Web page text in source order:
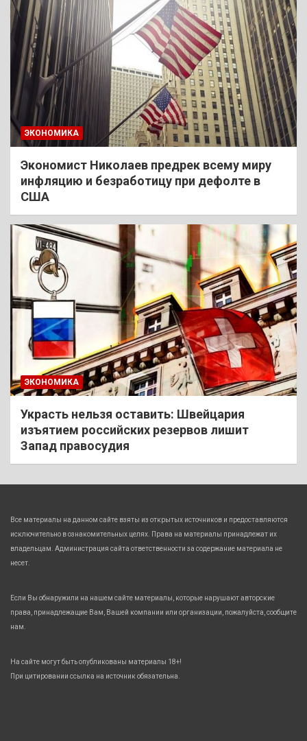
ЭКОНОМИКА
Экономист Николаев предрек всему миру
инфляцию и безработицу при дефолте в
США
ЭКОНОМИКА
Украсть нельзя оставить: Швейцария
изъятием российских резервов лишит
Запад правосудия
Все материалы на данном сайте взяты из открытых источников и предоставляются
исключительно в ознакомительных целях. Права на материалы принадлежат их
владельцам. Администрация сайта ответственности за содержание материала не
несет.
Если Вы обнаружили на нашем сайте материалы, которые нарушают авторские
права, принадлежащие Вам, Вашей компании или организации, пожалуйста, сообщите
нам.
На сайте могут быть опубликованы материалы 18+!
При цитировании ссылка на источник обязательна.